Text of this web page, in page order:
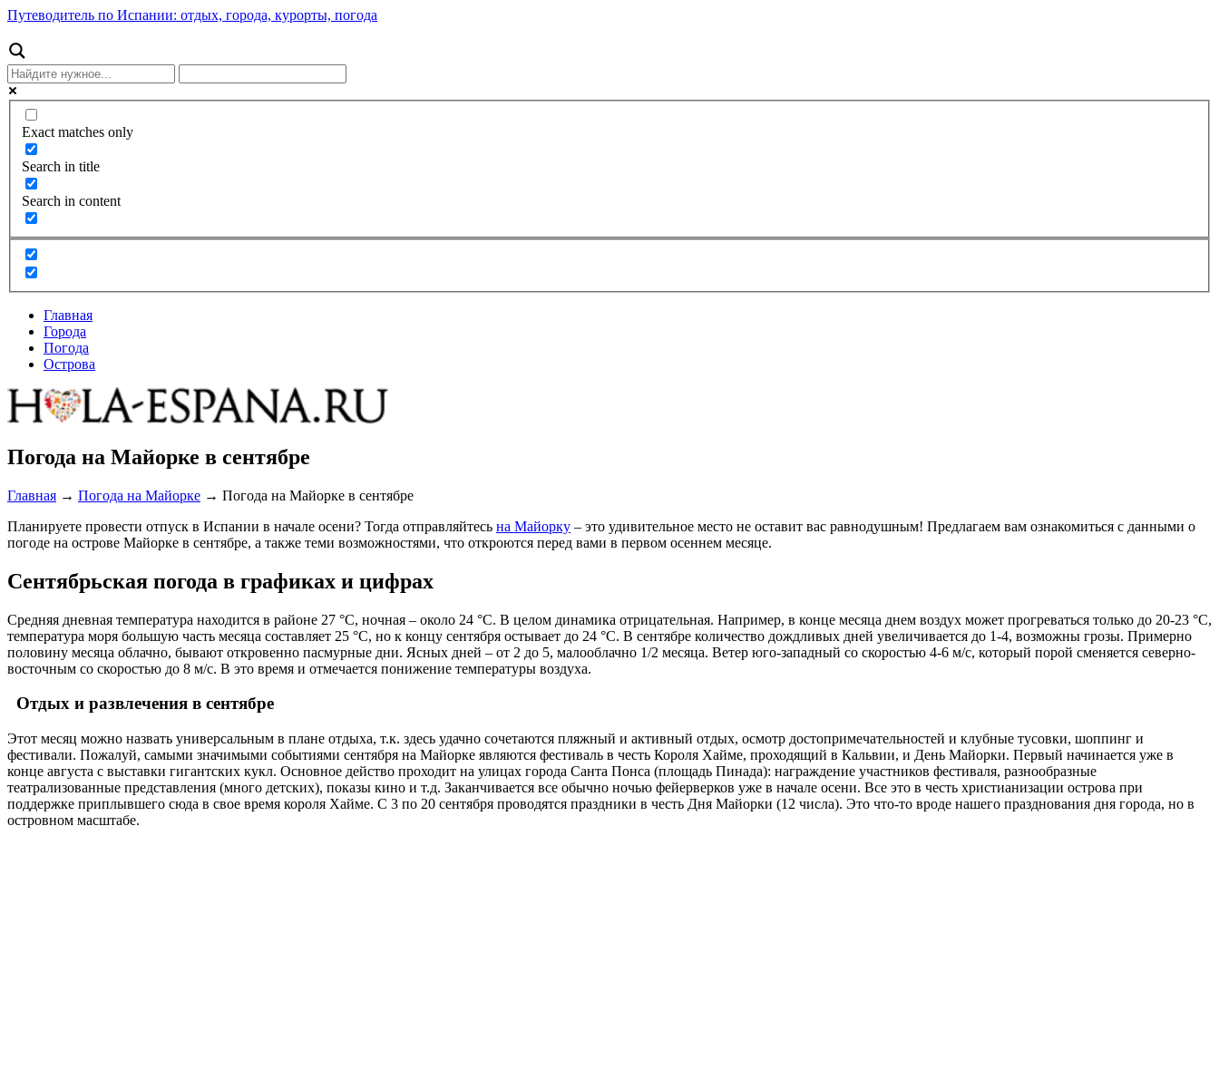
Путеводитель по Испании: отдых, города, курорты, погода
Exact matches only
Search in title
Search in content
Главная
Города
Погода
Острова
Погода на Майорке в сентябре
Главная → Погода на Майорке → Погода на Майорке в сентябре
Планируете провести отпуск в Испании в начале осени? Тогда отправляйтесь на Майорку – это удивительное место не оставит вас равнодушным! Предлагаем вам ознакомиться с данными о
погоде на острове Майорке в сентябре, а также теми возможностями, что откроются перед вами в первом осеннем месяце.
Сентябрьская погода в графиках и цифрах
Средняя дневная температура находится в районе 27 °С, ночная – около 24 °С. В целом динамика отрицательная. Например, в конце месяца днем воздух может прогреваться только до 20-23 °С,
температура моря большую часть месяца составляет 25 °С, но к концу сентября остывает до 24 °С. В сентябре количество дождливых дней увеличивается до 1-4, возможны грозы. Примерно
половину месяца облачно, бывают откровенно пасмурные дни. Ясных дней – от 2 до 5, малооблачно 1/2 месяца. Ветер юго-западный со скоростью 4-6 м/с, который порой сменяется северно-
восточным со скоростью до 8 м/с. В это время и отмечается понижение температуры воздуха.
Отдых и развлечения в сентябре
Этот месяц можно назвать универсальным в плане отдыха, т.к. здесь удачно сочетаются пляжный и активный отдых, осмотр достопримечательностей и клубные тусовки, шоппинг и
фестивали. Пожалуй, самыми значимыми событиями сентября на Майорке являются фестиваль в честь Короля Хайме, проходящий в Кальвии, и День Майорки. Первый начинается уже в
конце августа с выставки гигантских кукл. Основное действо проходит на улицах города Санта Понса (площадь Пинада): награждение участников фестиваля, разнообразные
театрализованные представления (много детских), показы кино и т.д. Заканчивается все обычно ночью фейерверков уже в начале осени. Все это в честь христианизации острова при
поддержке приплывшего сюда в свое время короля Хайме. С 3 по 20 сентября проводятся праздники в честь Дня Майорки (12 числа). Это что-то вроде нашего празднования дня города, но в
островном масштабе.